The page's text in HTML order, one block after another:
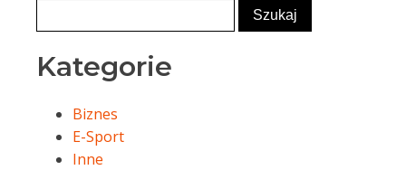
Kategorie
Biznes
E-Sport
Inne